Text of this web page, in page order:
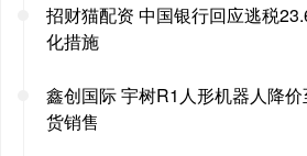
招财猫配资 中国银行回应逃税
化措施
鑫创国际 宇树R1人形机器人降
货销售